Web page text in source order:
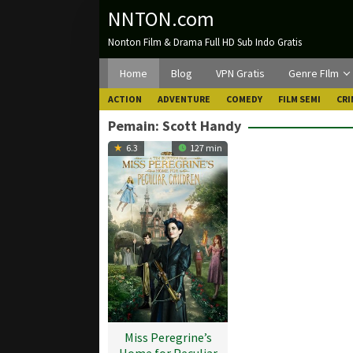
NNTON.com
Nonton Film & Drama Full HD Sub Indo Gratis
Home Blog VPN Gratis Genre FIlm
ACTION ADVENTURE COMEDY FILM SEMI
Pemain: Scott Handy
6.3 127 min
Miss Peregrine’s